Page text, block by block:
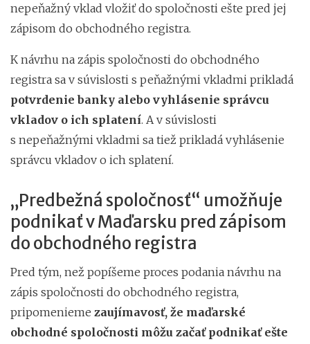
nepeňažný vklad vložiť do spoločnosti ešte pred jej
zápisom do obchodného registra.
K návrhu na zápis spoločnosti do obchodného
registra sa v súvislosti s peňažnými vkladmi prikladá
potvrdenie banky alebo vyhlásenie správcu
vkladov o ich splatení. A v súvislosti
s nepeňažnými vkladmi sa tiež prikladá vyhlásenie
správcu vkladov o ich splatení.
„Predbežná spoločnosť“ umožňuje
podnikať v Maďarsku pred zápisom
do obchodného registra
Pred tým, než popíšeme proces podania návrhu na
zápis spoločnosti do obchodného registra,
pripomenieme zaujímavosť, že maďarské
obchodné spoločnosti môžu začať podnikať ešte